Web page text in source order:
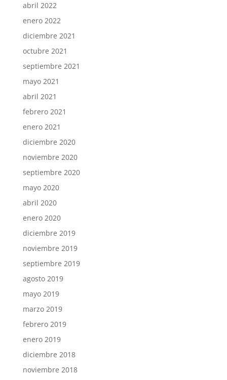
abril 2022
enero 2022
diciembre 2021
octubre 2021
septiembre 2021
mayo 2021
abril 2021
febrero 2021
enero 2021
diciembre 2020
noviembre 2020
septiembre 2020
mayo 2020
abril 2020
enero 2020
diciembre 2019
noviembre 2019
septiembre 2019
agosto 2019
mayo 2019
marzo 2019
febrero 2019
enero 2019
diciembre 2018
noviembre 2018